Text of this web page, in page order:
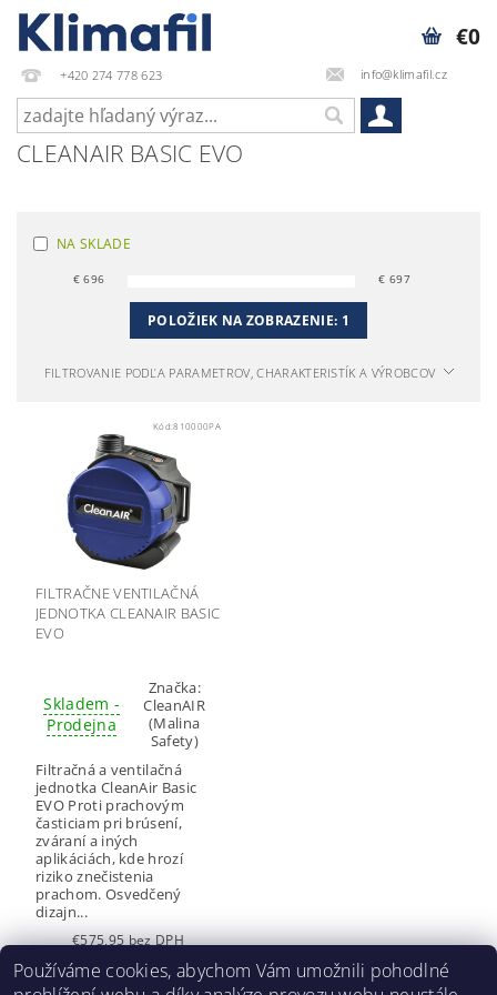
+420 274 778 623 info@klimafil.cz
€0
CLEANAIR BASIC EVO
NA SKLADE
€696 € 697
POLOŽIEK NA ZOBRAZENIE: 1
FILTROVANIE PODĽA PARAMETROV, CHARAKTERISTÍK A VÝROBCOV
Kód:810000PA
FILTRAČNE VENTILAČNÁ
JEDNOTKA CLEANAIR BASIC
EVO
Skladem -
Prodejna
Značka:
CleanAIR
(Malina
Safety)
Filtračná a ventilačná
jednotka CleanAir Basic
EVO Proti prachovým
časticiam pri brúsení,
zváraní a iných
aplikáciách, kde hrozí
riziko znečistenia
prachom. Osvedčený
dizajn...
€575,95 bez DPH
€696,90/ ks
Používáme cookies, abychom Vám umožnili pohodlné